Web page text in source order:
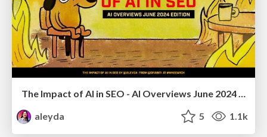
aleyda
5 1.1k